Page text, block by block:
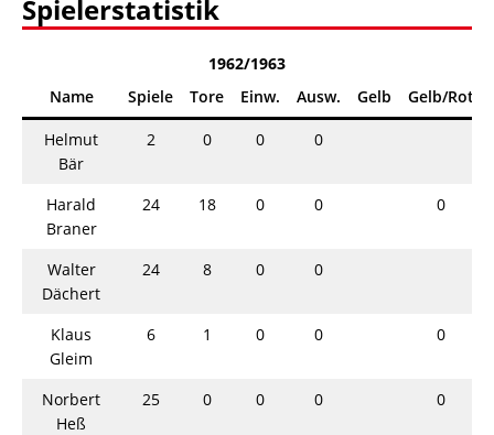
Spielerstatistik
1962/1963
Name
Spiele Tore Einw. Ausw. Gelb Gelb/Rot
Helmut
Bär
2 0 0 0
Harald
Braner
24 18 0 0 0
Walter
Dächert
24 8 0 0
Klaus
Gleim
6 1 0 0 0
Norbert
Heß
25 0 0 0 0